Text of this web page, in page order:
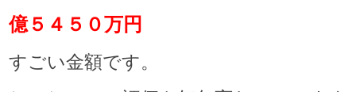
億５４５０万円
すごい金額です。